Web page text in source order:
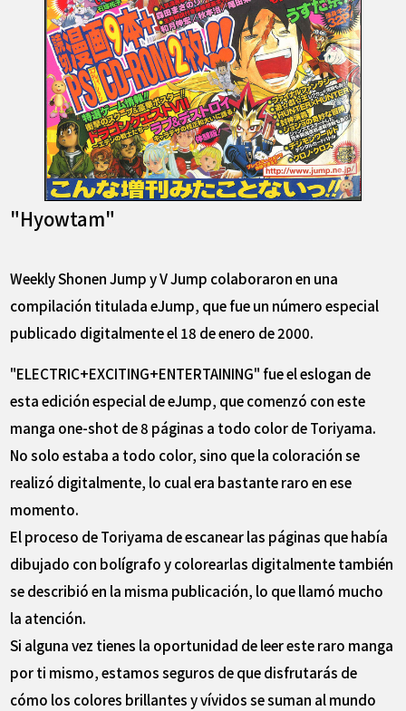
"Hyowtam"
Weekly Shonen Jump y V Jump colaboraron en una
compilación titulada eJump, que fue un número especial
publicado digitalmente el 18 de enero de 2000.
"ELECTRIC+EXCITING+ENTERTAINING" fue el eslogan de
esta edición especial de eJump, que comenzó con este
manga one-shot de 8 páginas a todo color de Toriyama.
No solo estaba a todo color, sino que la coloración se
realizó digitalmente, lo cual era bastante raro en ese
momento.
El proceso de Toriyama de escanear las páginas que había
dibujado con bolígrafo y colorearlas digitalmente también
se describió en la misma publicación, lo que llamó mucho
la atención.
Si alguna vez tienes la oportunidad de leer este raro manga
por ti mismo, estamos seguros de que disfrutarás de
cómo los colores brillantes y vívidos se suman al mundo